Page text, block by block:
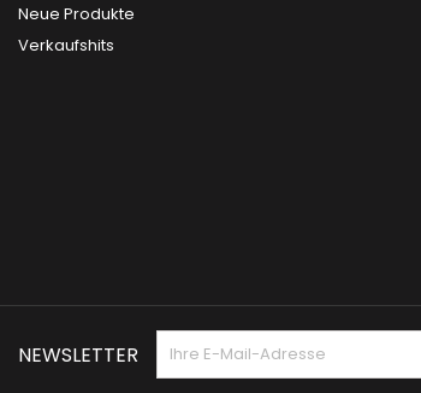
Neue Produkte
Verkaufshits
NEWSLETTER